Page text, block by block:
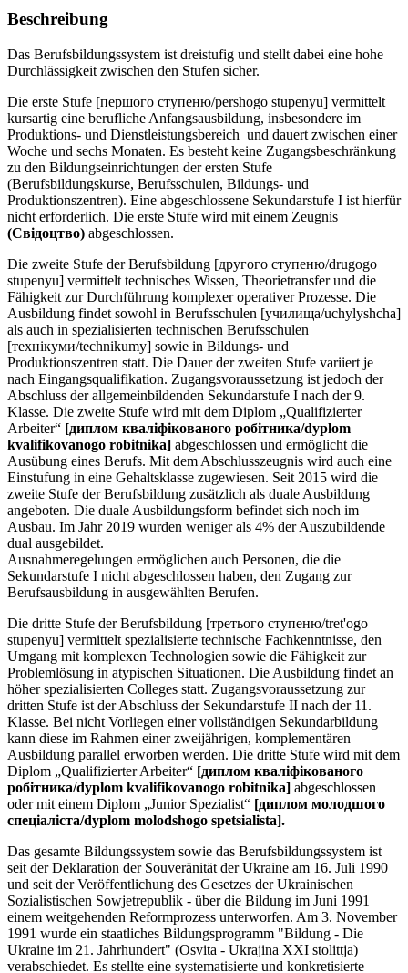
Beschreibung
Das Berufsbildungssystem ist dreistufig und stellt dabei eine hohe
Durchlässigkeit zwischen den Stufen sicher.
Die erste Stufe [першого ступеню/pershogo stupenyu] vermittelt
kursartig eine berufliche Anfangsausbildung, insbesondere im
Produktions- und Dienstleistungsbereich und dauert zwischen einer
Woche und sechs Monaten. Es besteht keine Zugangsbeschränkung
zu den Bildungseinrichtungen der ersten Stufe
(Berufsbildungskurse, Berufsschulen, Bildungs- und
Produktionszentren). Eine abgeschlossene Sekundarstufe I ist hierfür
nicht erforderlich. Die erste Stufe wird mit einem Zeugnis
(Свiдоцтво) abgeschlossen.
Die zweite Stufe der Berufsbildung [другого ступеню/drugogo
stupenyu] vermittelt technisches Wissen, Theorietransfer und die
Fähigkeit zur Durchführung komplexer operativer Prozesse. Die
Ausbildung findet sowohl in Berufsschulen [училища/uchylyshcha]
als auch in spezialisierten technischen Berufsschulen
[технікуми/technikumy] sowie in Bildungs- und
Produktionszentren statt. Die Dauer der zweiten Stufe variiert je
nach Eingangsqualifikation. Zugangsvoraussetzung ist jedoch der
Abschluss der allgemeinbildenden Sekundarstufe I nach der 9.
Klasse. Die zweite Stufe wird mit dem Diplom „Qualifizierter
Arbeiter“ [диплом кваліфікованого робітника/dyplom
kvalifikovanogo robitnika] abgeschlossen und ermöglicht die
Ausübung eines Berufs. Mit dem Abschlusszeugnis wird auch eine
Einstufung in eine Gehaltsklasse zugewiesen. Seit 2015 wird die
zweite Stufe der Berufsbildung zusätzlich als duale Ausbildung
angeboten. Die duale Ausbildungsform befindet sich noch im
Ausbau. Im Jahr 2019 wurden weniger als 4% der Auszubildende
dual ausgebildet.
Ausnahmeregelungen ermöglichen auch Personen, die die
Sekundarstufe I nicht abgeschlossen haben, den Zugang zur
Berufsausbildung in ausgewählten Berufen.
Die dritte Stufe der Berufsbildung [третього ступеню/tret'ogo
stupenyu] vermittelt spezialisierte technische Fachkenntnisse, den
Umgang mit komplexen Technologien sowie die Fähigkeit zur
Problemlösung in atypischen Situationen. Die Ausbildung findet an
höher spezialisierten Colleges statt. Zugangsvoraussetzung zur
dritten Stufe ist der Abschluss der Sekundarstufe II nach der 11.
Klasse. Bei nicht Vorliegen einer vollständigen Sekundarbildung
kann diese im Rahmen einer zweijährigen, komplementären
Ausbildung parallel erworben werden. Die dritte Stufe wird mit dem
Diplom „Qualifizierter Arbeiter“ [диплом кваліфікованого
робітника/dyplom kvalifikovanogo robitnika] abgeschlossen
oder mit einem Diplom „Junior Spezialist“ [диплом молодшого
спеціаліста/dyplom molodshogo spetsialista].
Das gesamte Bildungssystem sowie das Berufsbildungssystem ist
seit der Deklaration der Souveränität der Ukraine am 16. Juli 1990
und seit der Veröffentlichung des Gesetzes der Ukrainischen
Sozialistischen Sowjetrepublik - über die Bildung im Juni 1991
einem weitgehenden Reformprozess unterworfen. Am 3. November
1991 wurde ein staatliches Bildungsprogramm "Bildung - Die
Ukraine im 21. Jahrhundert" (Osvita - Ukrajina XXI stolittja)
verabschiedet. Es stellte eine systematisierte und konkretisierte